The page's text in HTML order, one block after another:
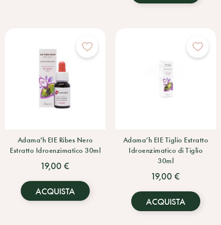
Adama'h EIE Ribes Nero
Estratto Idroenzimatico 30ml
19,00 €
ACQUISTA
Adama’h EIE Tiglio Estratto
Idroenzimatico di Tiglio
30ml
19,00 €
ACQUISTA